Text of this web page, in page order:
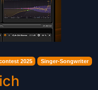
2025 Singer-Songwriter